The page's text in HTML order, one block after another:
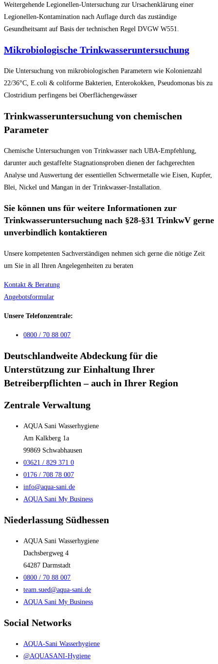
Weitergehende Legionellen-Untersuchung zur Ursachenklärung einer
Legionellen-Kontamination nach Auflage durch das zuständige
Gesundheitsamt auf Basis der technischen Regel DVGW W551.
Mikrobiologische Trinkwasseruntersuchung
Die Untersuchung von mikrobiologischen Parametern wie Kolonienzahl
22/36°C, E.coli & coliforme Bakterien, Enterokokken, Pseudomonas bis zu
Clostridium perfingens bei Oberflächengewässer
Trinkwasseruntersuchung von chemischen
Parameter
Chemische Untersuchungen von Trinkwasser nach UBA-Empfehlung,
darunter auch gestaffelte Stagnationsproben dienen der fachgerechten
Analyse und Auswertung der essentiellen Schwermetalle wie Eisen, Kupfer,
Blei, Nickel und Mangan in der Trinkwasser-Installation.
Sie können uns für weitere Informationen zur
Trinkwasseruntersuchung nach §28-§31 TrinkwV gerne
unverbindlich kontaktieren
Unsere kompetenten Sachverständigen nehmen sich gerne die nötige Zeit
um Sie in all Ihren Angelegenheiten zu beraten
Kontakt & Beratung
Angebotsformular
Unsere Telefonzentrale:
0800 / 70 88 007
Deutschlandweite Abdeckung für die
Unterstützung zur Einhaltung Ihrer
Betreiberpflichten – auch in Ihrer Region
Zentrale Verwaltung
AQUA Sani Wasserhygiene
Am Kalkberg 1a
99869 Schwabhausen
03621 / 829 371 0
0176 / 708 78 007
info@aqua-sani.de
AQUA Sani My Business
Niederlassung Südhessen
AQUA Sani Wasserhygiene
Dachsbergweg 4
64287 Darmstadt
0800 / 70 88 007
team.sued@aqua-sani.de
AQUA Sani My Business
Social Networks
AQUA-Sani Wasserhygiene
@AQUASANI-Hygiene